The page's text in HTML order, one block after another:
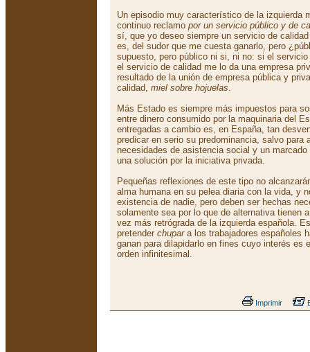
Un episodio muy característico de la izquierda
continuo reclamo por un servicio público y de
sí, que yo deseo siempre un servicio de
es, del sudor que me cuesta ganarlo, pero
supuesto, pero público ni si, ni no: si el
el servicio de calidad me lo da una empresa
resultado de la unión de empresa pública y
calidad, miel sobre hojuelas.
Más Estado es siempre más impuestos para
entre dinero consumido por la maquinaria del
entregadas a cambio es, en España, tan
predicar en serio su predominancia, salvo para
necesidades de asistencia social y un
una solución por la iniciativa privada.
Pequeñas reflexiones de este tipo no
alma humana en su pelea diaria con la vida, y
existencia de nadie, pero deben ser hechas
solamente sea por lo que de alternativa tienen
vez más retrógrada de la izquierda española.
pretender chupara los trabajadores españoles
ganan para dilapidarlo en fines cuyo interés es
orden infinitesimal.
Imprimir